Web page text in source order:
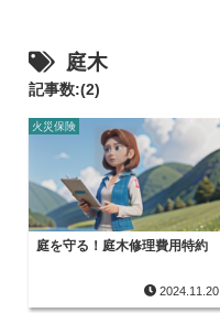
庭木
記事数:(2)
火災保険
庭を守る！庭木修理費用特約
2024.11.20